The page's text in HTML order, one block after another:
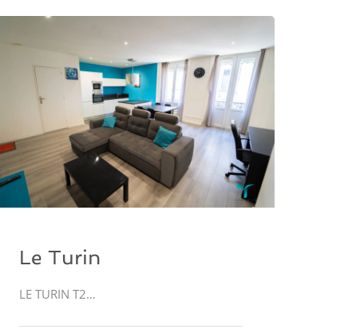
Le Turin
LE TURIN T2…